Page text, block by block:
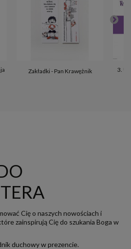
Zakładki - Pan Krawężnik 3.
Cię o naszych nowościach i
zainspirują Cię do szukania Boga w
duchowy w prezencie.